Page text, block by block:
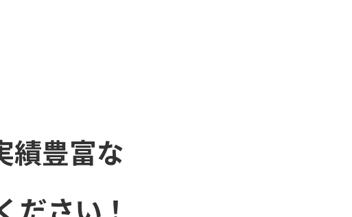
績豊富な